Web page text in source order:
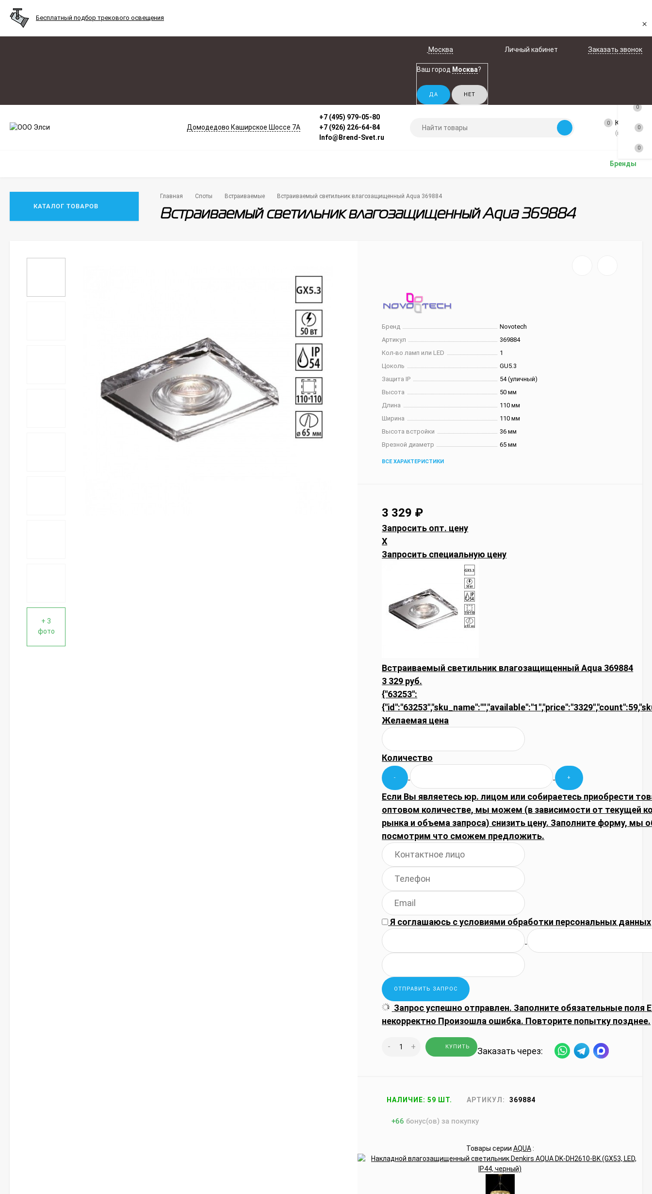
Бесплатный подбор трекового освещения
×
Москва
Ваш город Москва?
Личный кабинет Заказать звонок
Домодедово Каширское Шоссе 7А
+7 (495) 979-05-80
+7 (926) 226-64-84
Info@Brend-Svet.ru
0 Корзина
(пусто)
Бренды
КАТАЛОГ ТОВАРОВ
Главная Споты Встраиваемые Встраиваемый светильник влагозащищенный Aqua 369884
Встраиваемый светильник влагозащищенный Aqua 369884
+ 3
фото
Бренд
Novotech
Артикул
369884
Кол-во ламп или LED
1
Цоколь
GU5.3
Защита IP
54 (уличный)
Высота
50 мм
Длина
110 мм
Ширина
110 мм
Высота встройки
36 мм
Врезной диаметр
65 мм
ВСЕ ХАРАКТЕРИСТИКИ
3 329 ₽
Запросить опт. цену
X
Запросить специальную цену
Встраиваемый светильник влагозащищенный Aqua 369884
3 329 руб.
{"63253":
Желаемая цена
Количество
Если Вы являетесь юр. лицом или собираетесь приобрести
оптовом количестве, мы можем (в зависимости от текущей
рынка и объема запроса) снизить цену. Заполните форму, мы
посмотрим что сможем предложить.
Я соглашаюсь сусловиями обработки персональных данных
Запрос успешно отправлен. Заполните обязательные поля
некорректно Произошла ошибка. Повторите попытку позднее.
- + КУПИТЬ Заказать через:
НАЛИЧИЕ: 59 ШТ. АРТИКУЛ: 369884
+66 бонус(ов) за покупку
Товары серии AQUA:
0
0
0